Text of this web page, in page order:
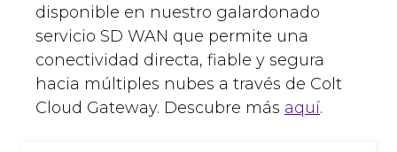
disponible en nuestro galardonado
servicio SD WAN que permite una
conectividad directa, fiable y segura
hacia múltiples nubes a través de Colt
Cloud Gateway. Descubre más aquí.